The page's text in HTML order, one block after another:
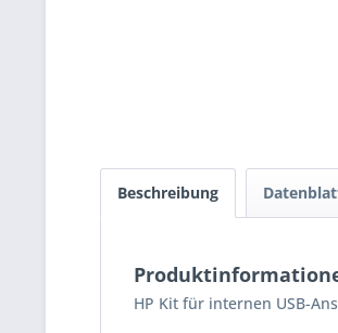
Beschreibung
HP Kit für internen USB-